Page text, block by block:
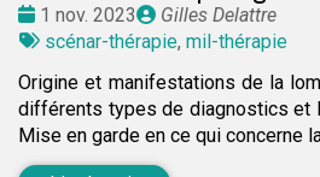
Date
:
1 nov. 2023
Publié
par
Gilles Delattre
Tags
scénar-thérapie, mil-thérapie
Origine et manifestations de la
différents types de diagnostics et
Mise en garde en ce qui concerne